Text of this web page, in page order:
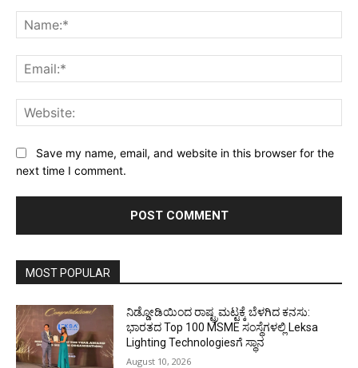
Save my name, email, and website in this browser for the
next time I comment.
MOST POPULAR
ನಿಡ್ಡೋಡಿಯಿಂದ ರಾಷ್ಟ್ರಮಟ್ಟಕ್ಕೆ ಬೆಳಗಿದ ಕನಸು:
ಭಾರತದ Top 100 MSME ಸಂಸ್ಥೆಗಳಲ್ಲಿ Leksa
Lighting Technologiesಗೆ ಸ್ಥಾನ
August 10, 2026